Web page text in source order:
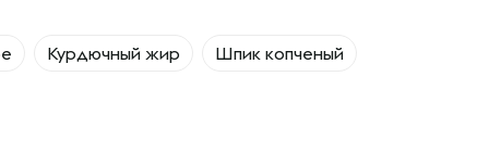
Курдючный жир Шпик копченый